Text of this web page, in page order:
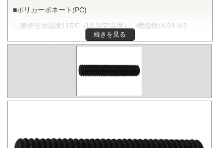
■ポリカーボネート(PC)
〇連続使用温度115℃（UL認定温度）〇燃焼性UL94 V-2
ポリカーボネートは非晶性のエンジニアリングプラスチッ
どをバランスよく備え、かつ透明で自己消火性を示すことか
ら、電気・電子分野から自動車、医療分野にいたるまで、幅
■ポリフェニレンサルファイド(PPS)
す。優れた耐熱性を有し、高温度雰囲気中で長時間使用して
続きを見る